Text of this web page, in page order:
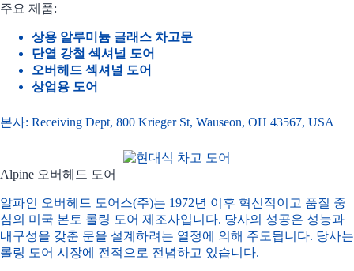
주요 제품:
상용 알루미늄 글래스 차고문
단열 강철 섹셔널 도어
오버헤드 섹셔널 도어
상업용 도어
본사: Receiving Dept, 800 Krieger St, Wauseon, OH 43567, USA
Alpine 오버헤드 도어
알파인 오버헤드 도어스(주)는 1972년 이후 혁신적이고 품질 중
심의 미국 본토 롤링 도어 제조사입니다. 당사의 성공은 성능과
내구성을 갖춘 문을 설계하려는 열정에 의해 주도됩니다. 당사는
롤링 도어 시장에 전적으로 전념하고 있습니다.